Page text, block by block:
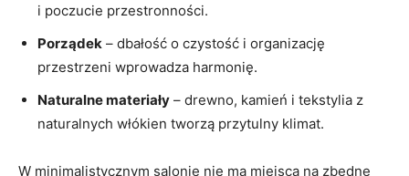
i poczucie przestronności.
Porządek – ‍dbałość o czystość i organizację
przestrzeni wprowadza harmonię.
Naturalne materiały – drewno, kamień ‌i tekstylia z⁤
naturalnych ​włókien tworzą ‌przytulny ⁣klimat.
W minimalistycznym salonie nie ma ​miejsca‍ na ​zbędne